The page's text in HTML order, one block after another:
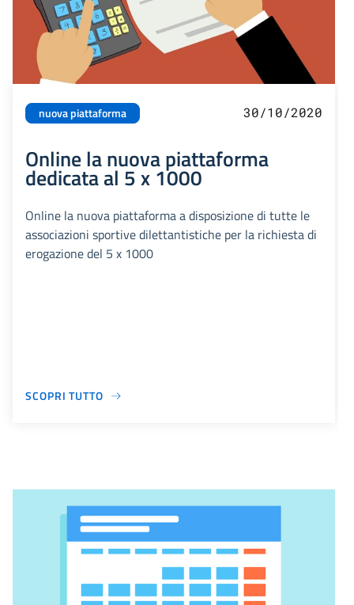
nuova piattaforma 30/10/2020
Online la nuova piattaforma
dedicata al 5 x 1000
Online la nuova piattaforma a disposizione di tutte le
associazioni sportive dilettantistiche per la richiesta di
erogazione del 5 x 1000
SCOPRI TUTTO